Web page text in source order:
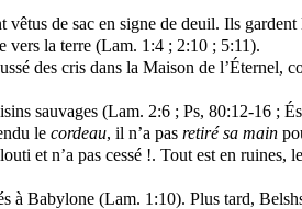
de sac en signe de deuil. Ils
vers la terre (Lam. 1:4 ; 2:10 ; 5:11).
des cris dans la Maison de l’Éternel,
sauvages (Lam. 2:6 ; Ps, 80:12-16 ;
le cordeau, il n’a pas retiré sa main
et n’a pas cessé !. Tout est en ruines,
Babylone (Lam. 1:10). Plus tard,